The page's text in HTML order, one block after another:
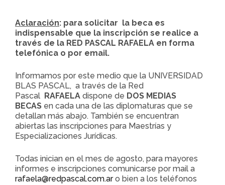
Aclaración: para solicitar la beca es
indispensable que la inscripción se realice a
través de la RED PASCAL RAFAELA en forma
telefónica o por email.
Informamos por este medio que la UNIVERSIDAD
BLAS PASCAL, a través de la Red
Pascal RAFAELA dispone de DOS MEDIAS
BECAS en cada una de las diplomaturas que se
detallan más abajo. También se encuentran
abiertas las inscripciones para Maestrías y
Especializaciones Jurídicas.
Todas inician en el mes de agosto, para mayores
informes e inscripciones comunicarse por mail a
rafaela@redpascal.com.aro bien a los teléfonos